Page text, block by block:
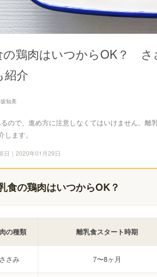
の鶏肉はいつからOK？
紹介
知美
日｜2020年01月29日
ので、進め方に注意しなくてはいけません。
します。
食の鶏肉はいつからOK？
の種類 離乳食スタート時期
ささみ 7〜8ヶ月